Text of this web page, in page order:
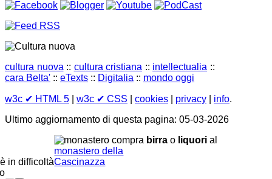
cultura nuova:: cultura cristiana :: intellectualia ::
cara Belta' :: eTexts :: Digitalia :: mondo oggi
w3c ✔ HTML 5 w3c ✔ CSS cookies privacy info.
Ultimo aggiornamento di questa pagina: 05-03-2026
compra birra o liquori al
monastero della
Cascinazza
in difficoltà